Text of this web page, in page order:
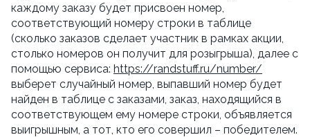
каждому заказу будет присвоен номер,
соответствующий номеру строки в таблице
(сколько заказов сделает участник в рамках акции,
столько номеров он получит для розыгрыша), далее с
помощью сервиса: https://randstuff.ru/number/
выберет случайный номер, выпавший номер будет
найден в таблице с заказами, заказ, находящийся в
соответствующем ему номере строки, объявляется
выигрышным, а тот, кто его совершил – победителем.